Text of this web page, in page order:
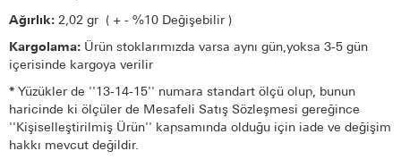
Ağırlık: 2,02 gr ( + - %10 Değişebilir )
Kargolama: Ürün stoklarımızda varsa aynı gün,yoksa 3-5 gün
içerisinde kargoya verilir
* Yüzükler de ''13-14-15'' numara standart ölçü olup, bunun
haricinde ki ölçüler de Mesafeli Satış Sözleşmesi gereğince
''Kişiselleştirilmiş Ürün'' kapsamında olduğu için iade ve değişim
hakkı mevcut değildir.